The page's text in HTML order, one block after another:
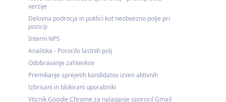
verzije
Delovna podrocja in poklici kot neobvezno polje pri
poziciji
Interni NPS
Analitika - Porocilo lastnih polj
Odobravanje zahtevkov
Premikanje sprejetih kandidatov izven aktivnih
Izbrisani in blokirani uporabniki
Vticnik Google Chrome za nalaganje sporocil Gmail